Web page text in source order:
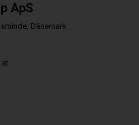
ApS
Dänemark